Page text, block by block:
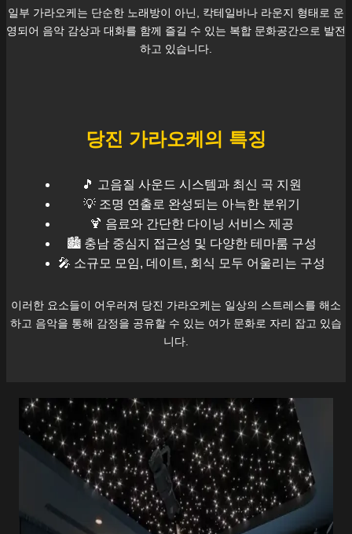
일부 가라오케는 단순한 노래방이 아닌, 칵테일바나 라운지 형태로 운
영되어 음악 감상과 대화를 함께 즐길 수 있는 복합 문화공간으로 발전
하고 있습니다.
당진 가라오케의 특징
🎵 고음질 사운드 시스템과 최신 곡 지원
💡 조명 연출로 완성되는 아늑한 분위기
🍹 음료와 간단한 다이닝 서비스 제공
🏙️ 충남 중심지 접근성 및 다양한 테마룸 구성
🎤 소규모 모임, 데이트, 회식 모두 어울리는 구성
이러한 요소들이 어우러져 당진 가라오케는 일상의 스트레스를 해소
하고 음악을 통해 감정을 공유할 수 있는 여가 문화로 자리 잡고 있습
니다.